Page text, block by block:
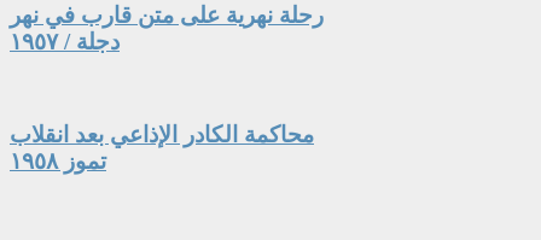
رحلة نهرية على متن قارب في نهر
دجلة / ١٩٥٧
محاكمة الكادر الإذاعي بعد انقلاب
تموز ١٩٥٨